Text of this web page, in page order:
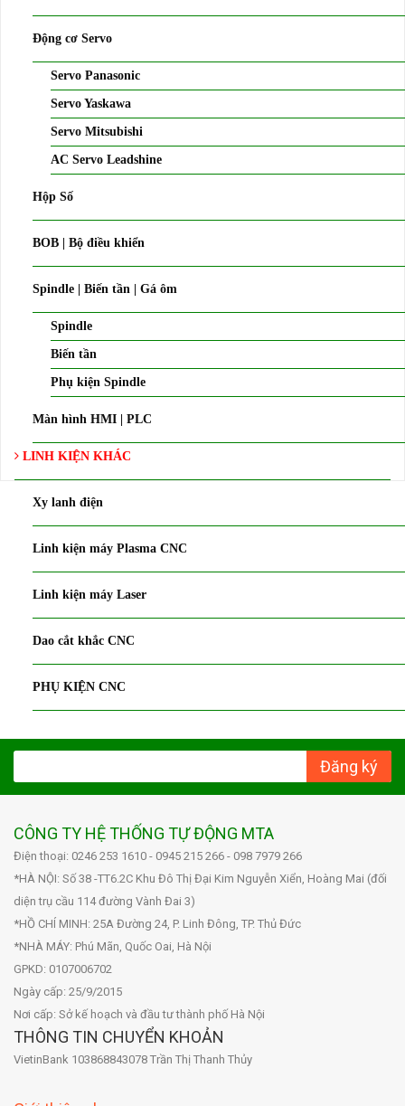
Động cơ Servo
Servo Panasonic
Servo Yaskawa
Servo Mitsubishi
AC Servo Leadshine
Hộp Số
BOB | Bộ điều khiển
Spindle | Biến tần | Gá ôm
Spindle
Biến tần
Phụ kiện Spindle
Màn hình HMI | PLC
LINH KIỆN KHÁC
Xy lanh điện
Linh kiện máy Plasma CNC
Linh kiện máy Laser
Dao cắt khắc CNC
PHỤ KIỆN CNC
Đăng ký
CÔNG TY HỆ THỐNG TỰ ĐỘNG MTA
Điện thoại: 0246 253 1610 - 0945 215 266 - 098 7979 266
*HÀ NỘI: Số 38 -TT6.2C Khu Đô Thị Đại Kim Nguyễn Xiển, Hoàng Mai (đối
diện trụ cầu 114 đường Vành Đai 3)
*HỒ CHÍ MINH: 25A Đường 24, P. Linh Đông, TP. Thủ Đức
*NHÀ MÁY: Phú Mãn, Quốc Oai, Hà Nội
GPKD: 0107006702
Ngày cấp: 25/9/2015
Nơi cấp: Sở kế hoạch và đầu tư thành phố Hà Nội
THÔNG TIN CHUYỂN KHOẢN
VietinBank 103868843078 Trần Thị Thanh Thủy